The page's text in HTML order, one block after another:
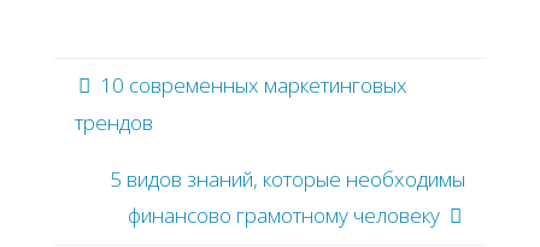
10 современных маркетинговых
трендов
5 видов знаний, которые необходимы
финансово грамотному человеку